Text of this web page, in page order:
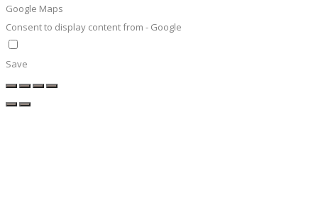
Google Maps
Consent to display content from - Google
Save